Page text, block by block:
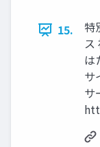
15.
特
ス
は
サ
サ